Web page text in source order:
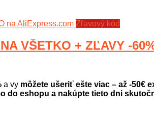
Zľavový kód
VŠETKO + ZĽAVY -
a vy môžete ušeriť ešte viac – až -50€
do eshopu a nakúpte tieto dni